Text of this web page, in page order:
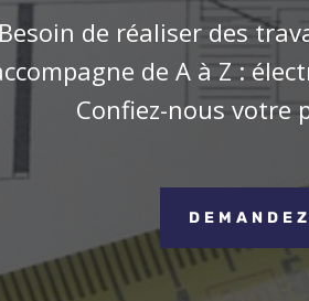
Besoin de réaliser des
de A à Z :
Confiez-nous votre